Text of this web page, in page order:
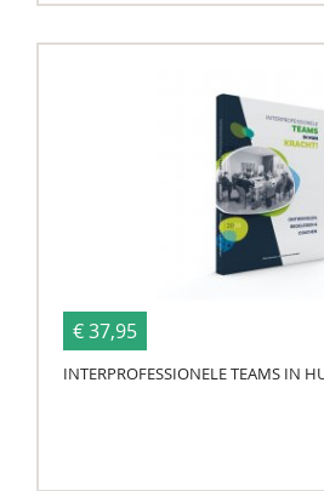
€ 37,95
INTERPROFESSIONELE TEAMS IN